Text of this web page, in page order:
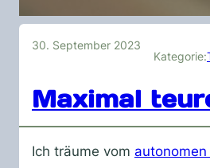
30. September 2023
Kategorie:
Maximal
Ich träume vom